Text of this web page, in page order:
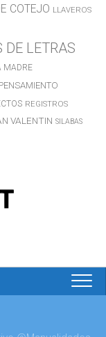
COTEJO LLAVEROS
DE LETRAS
MADRE
REGISTROS
VALENTIN SILABAS